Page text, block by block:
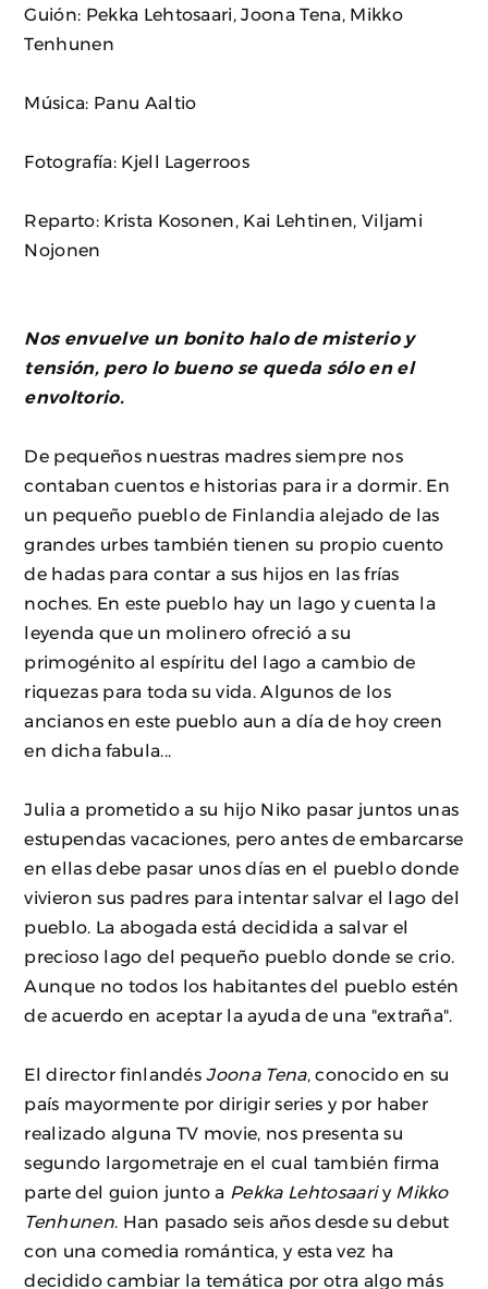
Guión: Pekka Lehtosaari, Joona Tena, Mikko
Tenhunen
Música: Panu Aaltio
Fotografía: Kjell Lagerroos
Reparto: Krista Kosonen, Kai Lehtinen, Viljami
Nojonen
Nos envuelve un bonito halo de misterio y
tensión, pero lo bueno se queda sólo en el
envoltorio.
De pequeños nuestras madres siempre nos
contaban cuentos e historias para ir a dormir. En
un pequeño pueblo de Finlandia alejado de las
grandes urbes también tienen su propio cuento
de hadas para contar a sus hijos en las frías
noches. En este pueblo hay un lago y cuenta la
leyenda que un molinero ofreció a su
primogénito al espíritu del lago a cambio de
riquezas para toda su vida. Algunos de los
ancianos en este pueblo aun a día de hoy creen
en dicha fabula...
Julia a prometido a su hijo Niko pasar juntos unas
estupendas vacaciones, pero antes de embarcarse
en ellas debe pasar unos días en el pueblo donde
vivieron sus padres para intentar salvar el lago del
pueblo. La abogada está decidida a salvar el
precioso lago del pequeño pueblo donde se crio.
Aunque no todos los habitantes del pueblo estén
de acuerdo en aceptar la ayuda de una "extraña".
El director finlandés Joona Tena, conocido en su
país mayormente por dirigir series y por haber
realizado alguna TV movie, nos presenta su
segundo largometraje en el cual también firma
parte del guion junto a Pekka Lehtosaariy Mikko
Tenhunen. Han pasado seis años desde su debut
con una comedia romántica, y esta vez ha
decidido cambiar la temática por otra algo más